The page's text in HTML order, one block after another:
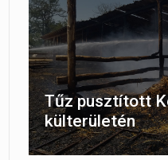
Tűz pusztított
külterületén